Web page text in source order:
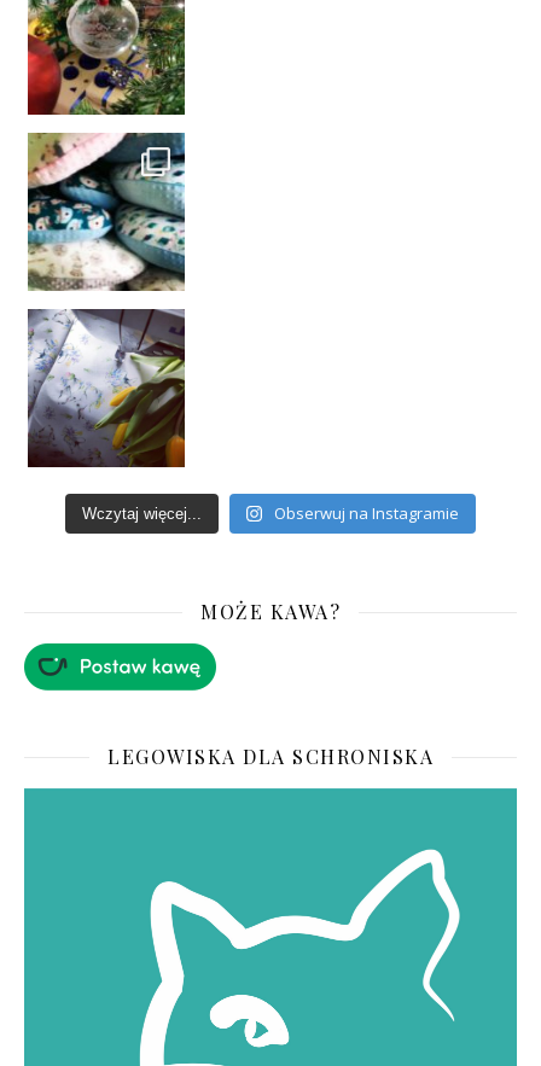
Wczytaj więcej... Obserwuj na Instagramie
MOŻE KAWA?
LEGOWISKA DLA SCHRONISKA